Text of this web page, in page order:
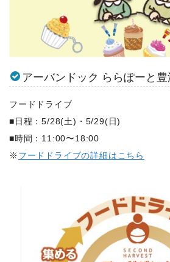
アーバンドック ららぽーと豊
フードドライブ
■日程：5/28(土)・5/29(日)
■時間：11:00〜18:00
※ フードドライブの詳細はこちら